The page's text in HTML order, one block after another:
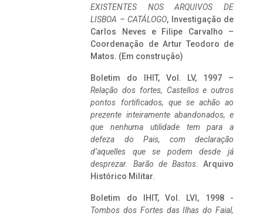
EXISTENTES NOS ARQUIVOS DE
LISBOA – CATÁLOGO, Investigação de
Carlos Neves e Filipe Carvalho –
Coordenação de Artur Teodoro de
Matos. (Em construção)
Boletim do IHIT, Vol. LV, 1997 –
Relação dos fortes, Castellos e outros
pontos fortificados, que se achão ao
prezente inteiramente abandonados, e
que nenhuma utilidade tem para a
defeza do Pais, com declaração
d’aquelles que se podem desde já
desprezar. Barão de Bastos. Arquivo
Histórico Militar.
Boletim do IHIT, Vol. LVI, 1998 -
Tombos dos Fortes das Ilhas do Faial,